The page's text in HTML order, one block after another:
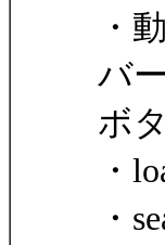
・
バ
ボ
・
・